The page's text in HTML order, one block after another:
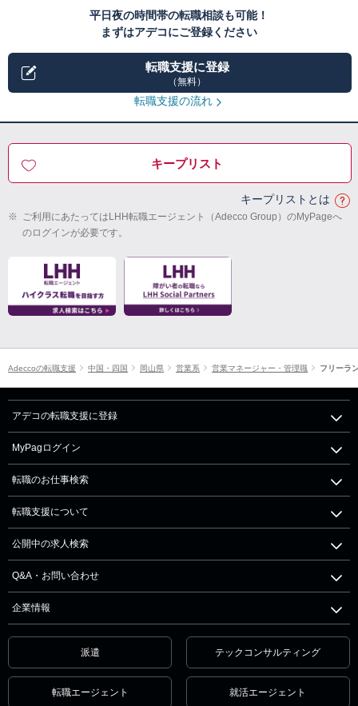
平日夜の時間帯の転職相談も可能！
まずはアデコにご登録ください
転職支援に登録
（無料）
転職支援の流れ
キープリスト
キープリストとは
※ ご利用にあたってはLHH転職エージェント（Adecco Group）のMyPageへ
のログインが必要です。
Adeccoの転職支援 中国・四国 岡山県 営業系 営業マネージャー・管理職 フリーラ
アデコの転職支援に登録
MyPagログイン
転職のお仕事検索
転職支援について
公開中の求人検索
Q&A・お問い合わせ
企業情報
派遣 テックコンサルティング
転職エージェント 就活エージェント